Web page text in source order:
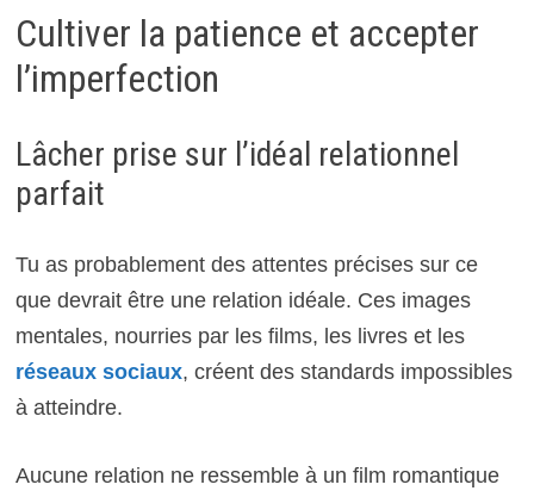
Cultiver la patience et accepter
l’imperfection
Lâcher prise sur l’idéal relationnel
parfait
Tu as probablement des attentes précises sur ce
que devrait être une relation idéale. Ces images
mentales, nourries par les films, les livres et les
réseaux sociaux, créent des standards impossibles
à atteindre.
Aucune relation ne ressemble à un film romantique